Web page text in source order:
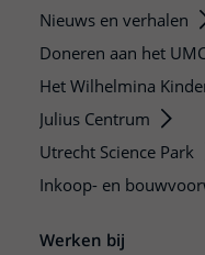
Nieuws en verhalen
Doneren aan het
Het Wilhelmina
Julius Centrum
Utrecht Science Park
Inkoop- en
Werken bij